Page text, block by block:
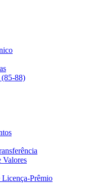
(85-88)
Valores
Licença-Prêmio